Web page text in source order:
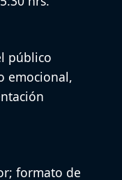
público
emocional,
formato de